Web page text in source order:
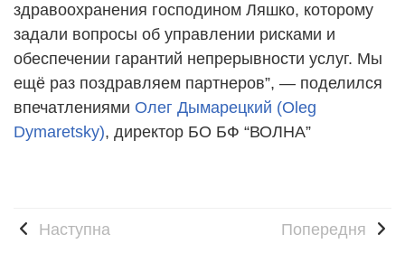
здравоохранения господином Ляшко, которому
задали вопросы об управлении рисками и
обеспечении гарантий непрерывности услуг. Мы
ещё раз поздравляем партнеров”, — поделился
впечатлениями Олег Дымарецкий (Oleg
Dymaretsky), директор БО БФ “ВОЛНА”
Наступна Попередня